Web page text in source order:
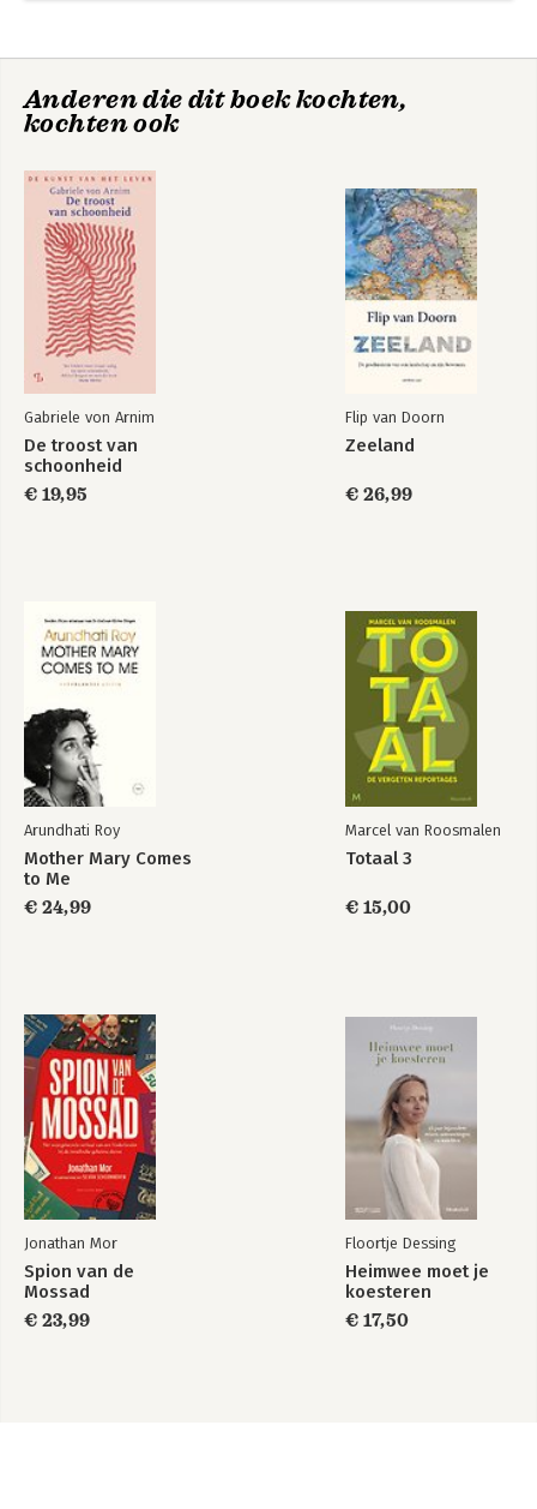
Anderen die dit boek kochten,
kochten ook
Gabriele von Arnim
De troost van
schoonheid
€ 19,95
Flip van Doorn
Zeeland
€ 26,99
Arundhati Roy
Mother Mary Comes
to Me
€ 24,99
Marcel van Roosmalen
Totaal 3
€ 15,00
Jonathan Mor
Spion van de
Mossad
€ 23,99
Floortje Dessing
Heimwee moet je
koesteren
€ 17,50